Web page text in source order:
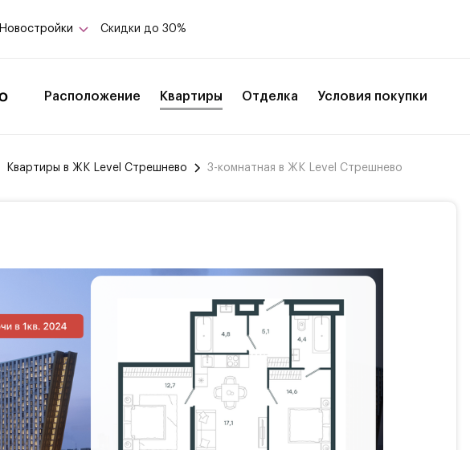
Новостройки Скидки до 30%
Расположение Квартиры Отделка Условия покупки
Квартиры в ЖК Level Стрешнево 3-комнатная в ЖК Level Стрешнево